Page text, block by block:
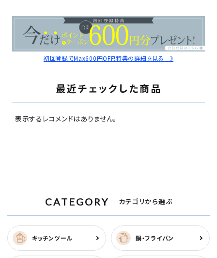
初回登録でMax600円OFF!特典の詳細を見る 》
最近チェックした商品
表示するレコメンドはありません。
CATEGORY カテゴリから選ぶ
キッチンツール 鍋・フライパン